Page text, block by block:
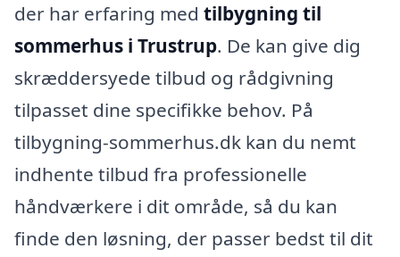
der har erfaring med tilbygning til
sommerhus i Trustrup. De kan give dig
skræddersyede tilbud og rådgivning
tilpasset dine specifikke behov. På
tilbygning-sommerhus.dk kan du nemt
indhente tilbud fra professionelle
håndværkere i dit område, så du kan
finde den løsning, der passer bedst til dit